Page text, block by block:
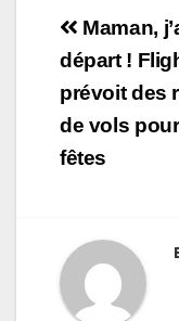
de
l’article
Maman,
départ !
prévoit des
de vols
fêtes